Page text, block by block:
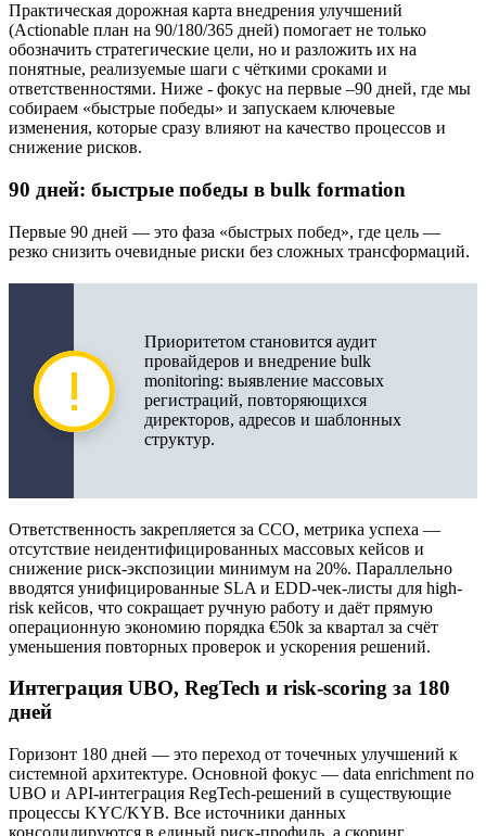
Практическая дорожная карта внедрения улучшений
(Actionable план на 90/180/365 дней) помогает не только
обозначить стратегические цели, но и разложить их на
понятные, реализуемые шаги с чёткими сроками и
ответственностями. Ниже - фокус на первые –90 дней, где мы
собираем «быстрые победы» и запускаем ключевые
изменения, которые сразу влияют на качество процессов и
снижение рисков.
90 дней: быстрые победы в bulk formation
Первые 90 дней — это фаза «быстрых побед», где цель —
резко снизить очевидные риски без сложных трансформаций.
Приоритетом становится аудит
провайдеров и внедрение bulk
monitoring: выявление массовых
регистраций, повторяющихся
директоров, адресов и шаблонных
структур.
Ответственность закрепляется за CCO, метрика успеха —
отсутствие неидентифицированных массовых кейсов и
снижение риск-экспозиции минимум на 20%. Параллельно
вводятся унифицированные SLA и EDD-чек-листы для high-
risk кейсов, что сокращает ручную работу и даёт прямую
операционную экономию порядка €50k за квартал за счёт
уменьшения повторных проверок и ускорения решений.
Интеграция UBO, RegTech и risk-scoring за 180
дней
Горизонт 180 дней — это переход от точечных улучшений к
системной архитектуре. Основной фокус — data enrichment по
UBO и API-интеграция RegTech-решений в существующие
процессы KYC/KYB. Все источники данных
консолидируются в единый риск-профиль, а скоринг